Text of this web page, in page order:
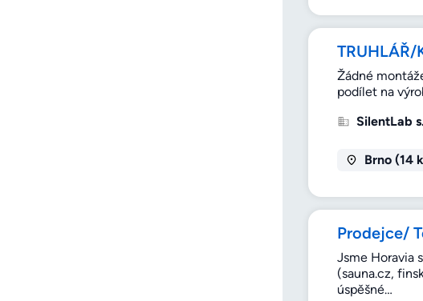
TRUHLÁŘ/
Žádné
podílet na
SilentLab
Brno (14
Prodejce/
Jsme Horavia
(sauna.cz,
úspěšné…